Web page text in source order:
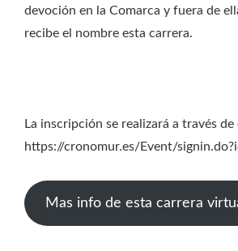
devoción en la Comarca y fuera de
recibe el nombre esta carrera.
La inscripción se realizará a través de
https://cronomur.es/Event/
Mas info de esta carrera